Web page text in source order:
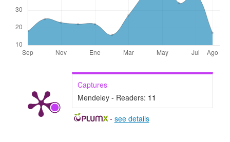
Captures
Mendeley - Readers: 11
- see details